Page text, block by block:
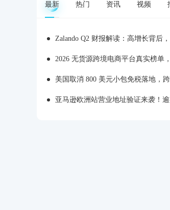
最新 热门 资讯 视频
Zalando Q2 财报解读：高增长背后
2026 无货源跨境电商平台真实榜单
美国取消 800 美元小包免税落地，
亚马逊欧洲站营业地址验证来袭！